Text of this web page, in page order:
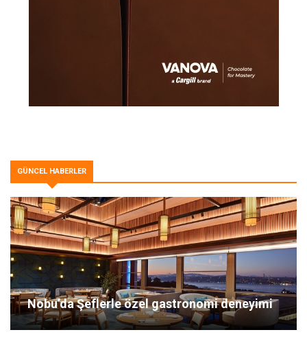
GÜNCEL HABERLER
Nobu’da Şeflerle özel gastronomi deneyimi